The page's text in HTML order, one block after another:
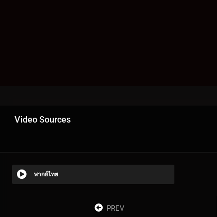
Video Sources
พากย์ไทย
PREV